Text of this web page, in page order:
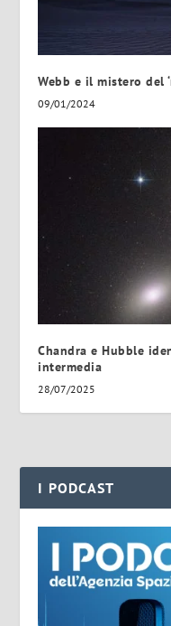
Webb e il mistero del
09/01/2024
Chandra e Hubble
intermedia
28/07/2025
I PODCAST